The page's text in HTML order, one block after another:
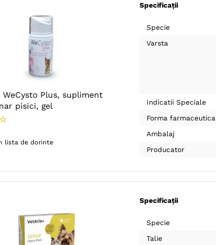
WeCysto Plus, supliment
pisici, gel
☆
lista de dorinte
Specificații
Specie
Varsta
Indicatii Speciale
Forma farmaceutica
Ambalaj
Producator
Specificații
Specie
Talie